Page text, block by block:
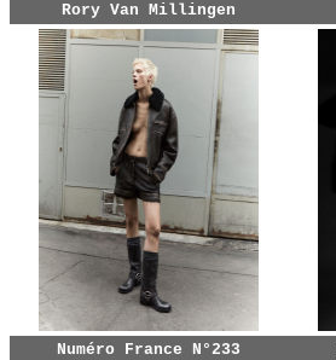
Rory Van Millingen
Numéro France N°233